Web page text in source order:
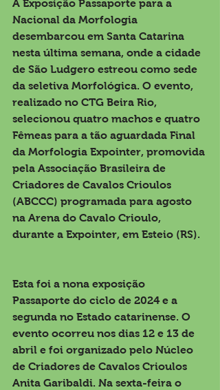
A Exposição Passaporte para a
Nacional da Morfologia
desembarcou em Santa Catarina
nesta última semana, onde a cidade
de São Ludgero estreou como sede
da seletiva Morfológica. O evento,
realizado no CTG Beira Rio,
selecionou quatro machos e quatro
Fêmeas para a tão aguardada Final
da Morfologia Expointer, promovida
pela Associação Brasileira de
Criadores de Cavalos Crioulos
(ABCCC) programada para agosto
na Arena do Cavalo Crioulo,
durante a Expointer, em Esteio (RS).
Esta foi a nona exposição
Passaporte do ciclo de 2024 e a
segunda no Estado catarinense. O
evento ocorreu nos dias 12 e 13 de
abril e foi organizado pelo Núcleo
de Criadores de Cavalos Crioulos
Anita Garibaldi. Na sexta-feira o